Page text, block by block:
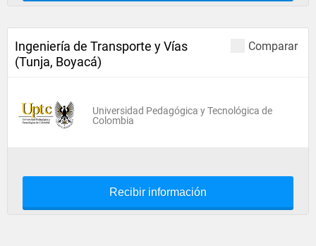
Comparar
Ingeniería de Transporte y Vías
(Tunja, Boyacá)
Universidad Pedagógica y Tecnológica de
Colombia
Recibir información